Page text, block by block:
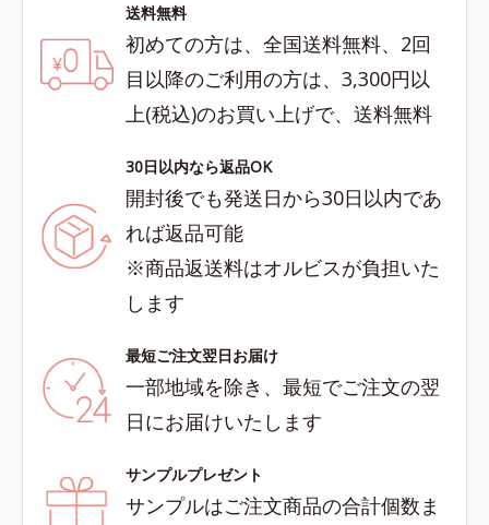
送料無料
初めての方は、全国送料無料、2回
目以降のご利用の方は、3,300円以
上(税込)のお買い上げで、送料無料
30日以内なら返品OK
開封後でも発送日から30日以内であ
れば返品可能
※商品返送料はオルビスが負担いた
します
最短ご注文翌日お届け
一部地域を除き、最短でご注文の翌
日にお届けいたします
サンプルプレゼント
サンプルはご注文商品の合計個数ま